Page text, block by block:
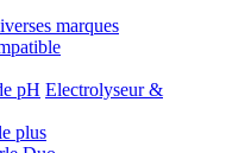
marques
pH Electrolyseur &
plus